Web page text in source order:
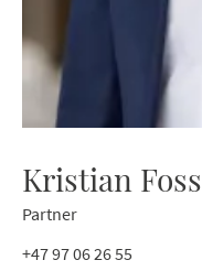
Kristian Foss
Partner
+47 97 06 26 55